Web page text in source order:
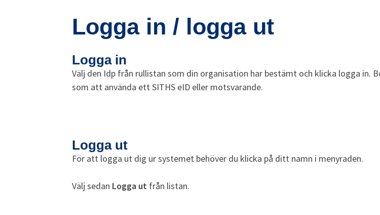
Logga in / logga ut
Logga in
Välj den Idp från rullistan som din organisation har bestämt och klicka logga
som att använda ett SITHS eID eller motsvarande.
Logga ut
För att logga ut dig ur systemet behöver du klicka på ditt namn i menyraden.
Välj sedan Logga ut från listan.